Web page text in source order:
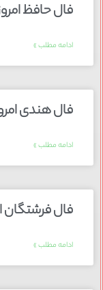
فال حافظ امروز جمعه
ادامه مطلب »
فال هندی امروز
ادامه مطلب »
فال فرشتگان
ادامه مطلب »